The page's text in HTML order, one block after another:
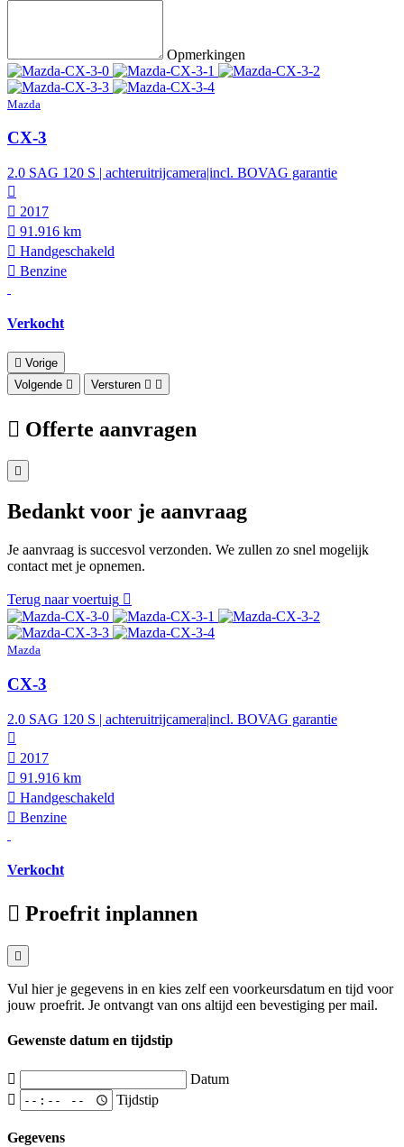
Opmerkingen
Mazda
CX-3
2.0 SAG 120 S | achteruitrijcamera|incl. BOVAG garantie
2017
91.916 km
Hand­geschakeld
Benzine
Verkocht
Vorige
Volgende
Versturen
Offerte aanvragen
Bedankt voor je aanvraag
Je aanvraag is succesvol verzonden. We zullen zo snel mogelijk
contact met je opnemen.
Terug naar voertuig
Mazda
CX-3
2.0 SAG 120 S | achteruitrijcamera|incl. BOVAG garantie
2017
91.916 km
Hand­geschakeld
Benzine
Verkocht
Proefrit inplannen
Vul hier je gegevens in en kies zelf een voorkeursdatum en tijd voor
jouw proefrit. Je ontvangt van ons altijd een bevestiging per mail.
Gewenste datum en tijdstip
Datum
Tijdstip
Gegevens